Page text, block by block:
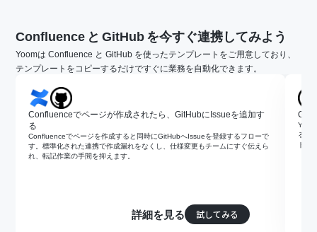
Confluence と GitHub を今すぐ連携してみよう
Yoomは Confluence と GitHub を使ったテンプレートをご用意しており、
テンプレートをコピーするだけですぐに業務を自動化できます。
Confluenceでページが作成されたら、GitHubにIssueを追加す
る
Confluenceでページを作成すると同時にGitHubへIssueを登録するフローで
す。標準化された連携で作成漏れをなくし、仕様変更もチームにすぐ伝えら
れ、転記作業の手間を抑えます。
詳細を見る 試してみる
るフ
ドを